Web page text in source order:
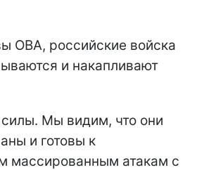
ОВА, российские войска
и накапливают
Мы видим, что они
и готовы к
массированным атакам с